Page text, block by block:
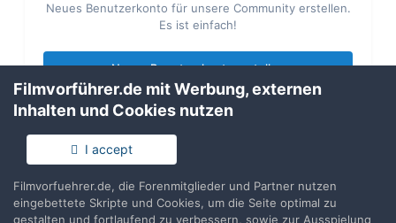
Neues Benutzerkonto für unsere Community erstellen.
Es ist einfach!
Neues Benutzerkonto erstellen
Du hast bereits ein Benutzerkonto? Melde Dich hier an.
Jetzt anmelden
Filmvorführer.de mit Werbung, externen
Inhalten und Cookies nutzen
I accept
Filmvorfuehrer.de, die Forenmitglieder und Partner nutzen
eingebettete Skripte und Cookies, um die Seite optimal zu
gestalten und fortlaufend zu verbessern, sowie zur Ausspielung